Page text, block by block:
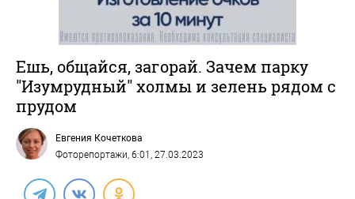
Ешь, общайся, загорай. Зачем парку
"Изумрудный" холмы и зелень рядом с
прудом
Евгения Кочеткова
Фоторепортажи, 6:01, 27.03.2023